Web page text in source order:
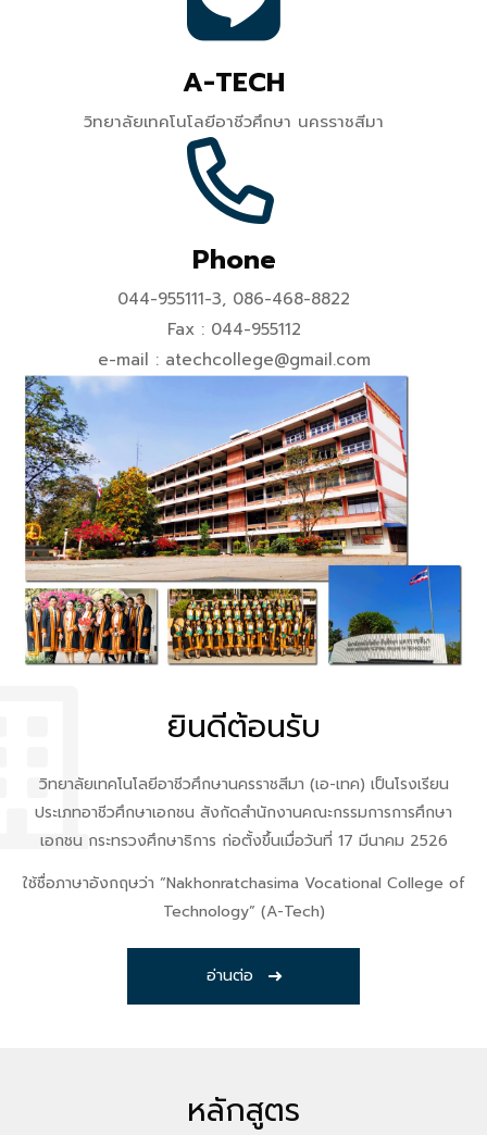
A-TECH
วิทยาลัยเทคโนโลยีอาชีวศึกษา นครราชสีมา
Phone
044-955111-3, 086-468-8822
Fax : 044-955112
e-mail : atechcollege@gmail.com
ยินดีต้อนรับ
วิทยาลัยเทคโนโลยีอาชีวศึกษานครราชสีมา (เอ-เทค) เป็นโรงเรียน
ประเภทอาชีวศึกษาเอกชน สังกัดสำนักงานคณะกรรมการการศึกษา
เอกชน กระทรวงศึกษาธิการ ก่อตั้งขึ้นเมื่อวันที่ 17 มีนาคม 2526
ใช้ชื่อภาษาอังกฤษว่า “Nakhonratchasima Vocational College of
Technology” (A-Tech)
อ่านต่อ
หลักสูตร